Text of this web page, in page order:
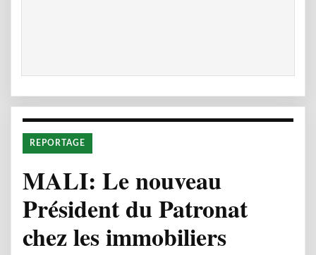
REPORTAGE
MALI: Le nouveau
Président du Patronat
chez les immobiliers